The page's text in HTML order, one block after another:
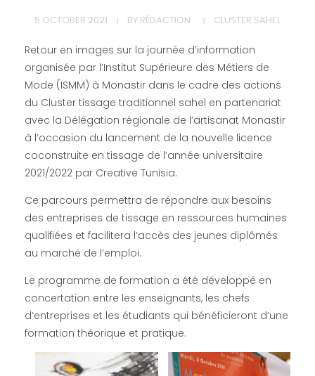
5 OCTOBER 2021 BY RÉDACTION CLUSTER SAHEL
Retour en images sur la journée d’information
organisée par l’Institut Supérieure des Métiers de
Mode (ISMM) à Monastir dans le cadre des actions
du Cluster tissage traditionnel sahel en partenariat
avec la Délégation régionale de l’artisanat Monastir
à l’occasion du lancement de la nouvelle licence
coconstruite en tissage de l’année universitaire
2021/2022 par Creative Tunisia.
Ce parcours permettra de répondre aux besoins
des entreprises de tissage en ressources humaines
qualifiées et facilitera l’accès des jeunes diplômés
au marché de l’emploi.
Le programme de formation a été développé en
concertation entre les enseignants, les chefs
d’entreprises et les étudiants qui bénéficieront d’une
formation théorique et pratique.